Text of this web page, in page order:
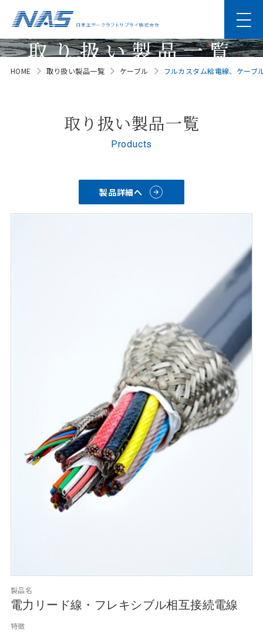
取り扱い製品一覧
Products
HOME 取り扱い製品一覧 ケーブル フルカスタム給電線、ケーブ
取り扱い製品一覧
Products
製品名
電力リード線・フレキシブル相互接続電線
特徴
製品詳細へ